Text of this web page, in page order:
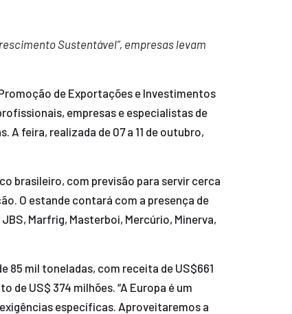
Sustentável”, empresas levam
de Exportações e Investimentos
empresas e especialistas de
feira, realizada de 07 a 11 de outubro,
brasileiro, com previsão para servir cerca
O estande contará com a presença de
Marfrig, Masterboi, Mercúrio, Minerva,
85 mil toneladas, com receita de US$661
de US$ 374 milhões. “A Europa é um
específicas. Aproveitaremos a